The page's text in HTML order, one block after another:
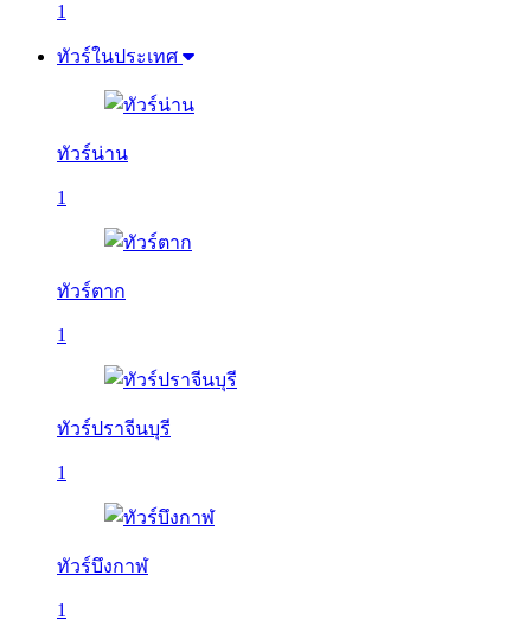
1
ทัวร์ในประเทศ
ทัวร์น่าน
1
ทัวร์ตาก
1
ทัวร์ปราจีนบุรี
1
ทัวร์บึงกาฬ
1